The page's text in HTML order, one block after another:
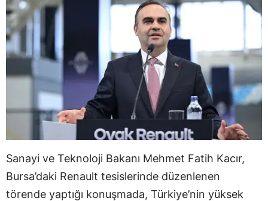
Sanayi ve Teknoloji Bakanı Mehmet Fatih Kacır,
Bursa’daki Renault tesislerinde düzenlenen
törende yaptığı konuşmada, Türkiye’nin yüksek